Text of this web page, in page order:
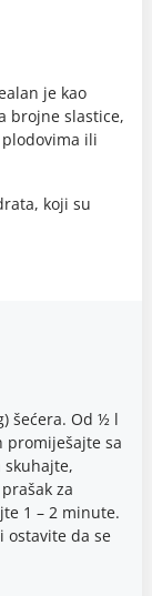
je kao
brojne slastice,
ili
koji su
šećera. Od ½ l
promiješajte sa
skuhajte,
za
1 – 2 minute.
ostavite da se